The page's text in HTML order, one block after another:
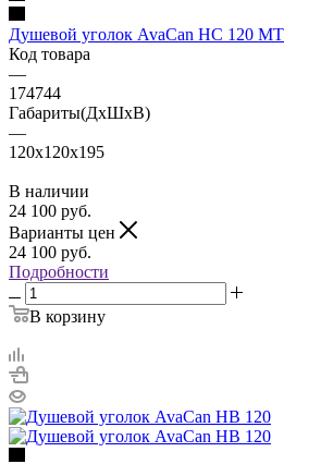
Душевой уголок AvaCan HC 120 MT
Код товара
—
174744
Габариты(ДхШхВ)
—
120x120x195
В наличии
24 100 руб.
Варианты цен
24 100 руб.
Подробности
В корзину